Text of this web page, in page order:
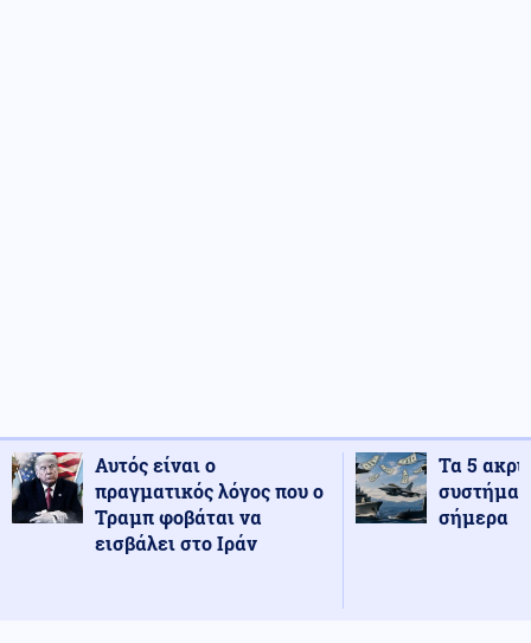
Αυτός είναι ο
πραγματικός λόγος που ο
Τραμπ φοβάται να
εισβάλει στο Ιράν
Τα 5
σήμερα